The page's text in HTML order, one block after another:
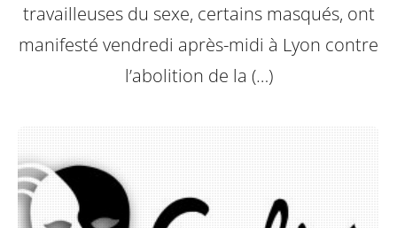
travailleuses du sexe, certains masqués, ont
manifesté vendredi après-midi à Lyon contre
l’abolition de la (…)